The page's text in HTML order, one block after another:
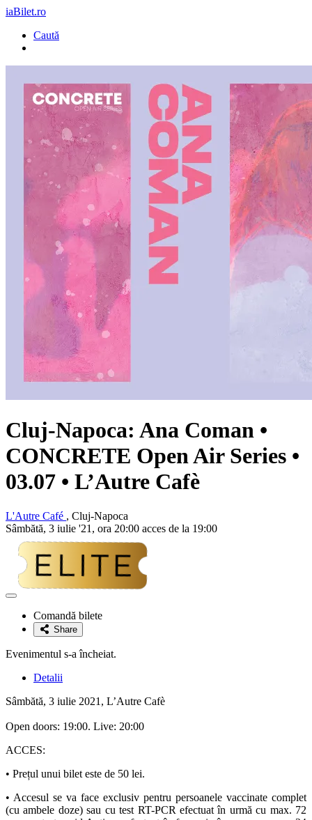
iaBilet.ro
Caută
Cluj-Napoca: Ana Coman •
CONCRETE Open Air Series •
03.07 • L’Autre Cafè
L'Autre Café , Cluj-Napoca
Sâmbătă, 3 iulie '21, ora 20:00 acces de la 19:00
Adaugă
favoriteComandă bilete
Share
Evenimentul s-a încheiat.
Detalii
Sâmbătă, 3 iulie 2021, L’Autre Cafè
Open doors: 19:00. Live: 20:00
ACCES:
• Prețul unui bilet este de 50 lei.
• Accesul se va face exclusiv pentru persoanele vaccinate complet
(cu ambele doze) sau cu test RT-PCR efectuat în urmă cu max. 72